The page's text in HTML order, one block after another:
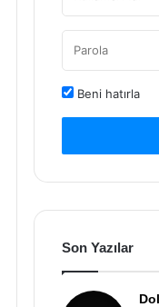
Beni hatırla
Son Yazılar